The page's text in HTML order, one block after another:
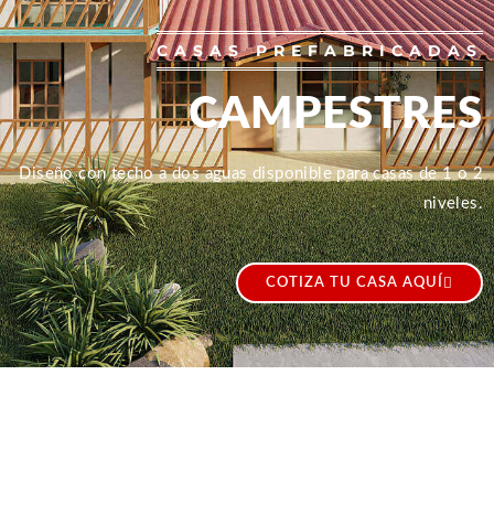
CASAS PREFABRICADAS
CAMPESTRES
Diseño con techo a dos aguas disponible para casas de 1 o 2
niveles.
COTIZA TU CASA AQUÍ